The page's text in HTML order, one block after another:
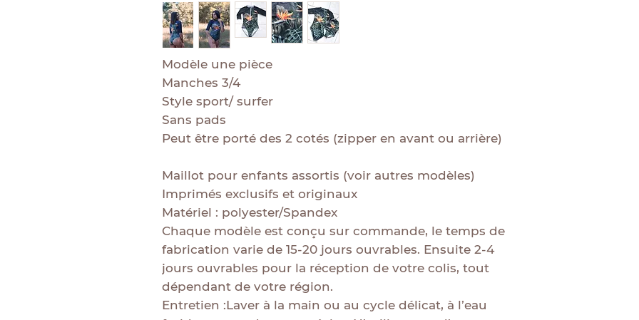
Modèle une pièce
Manches 3/4
Style sport/ surfer
Sans pads
Peut être porté des 2 cotés (zipper en avant ou arrière)
Maillot pour enfants assortis (voir autres modèles)
Imprimés exclusifs et originaux
Matériel : polyester/Spandex
Chaque modèle est conçu sur commande, le temps de
fabrication varie de 15-20 jours ouvrables. Ensuite 2-4
jours ouvrables pour la réception de votre colis, tout
dépendant de votre région.
Entretien :Laver à la main ou au cycle délicat, à l’eau